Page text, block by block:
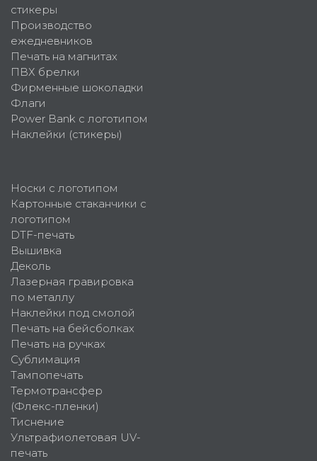
стикеры
Производство
ежедневников
Печать на магнитах
ПВХ брелки
Фирменные шоколадки
Флаги
Power Bank с логотипом
Наклейки (стикеры)
Носки с логотипом
Картонные стаканчики с
логотипом
DTF-печать
Вышивка
Деколь
Лазерная гравировка
по металлу
Наклейки под смолой
Печать на бейсболках
Печать на ручках
Сублимация
Тампопечать
Термотрансфер
(Флекс-пленки)
Тиснение
Ультрафиолетовая UV-
печать